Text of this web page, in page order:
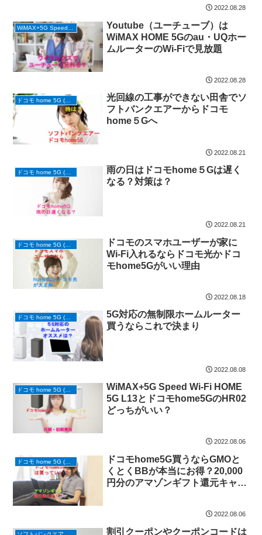
2022.08.28
Youtube（ユーチューブ）は
WiMAX HOME 5Gのau・UQホー
ムルーターのWi-Fiで見放題
2022.08.28
ドコモ home 5G (ホームルーター)
光回線の工事ができない田舎でソ
フトバンクエアーからドコモ
home５Gへ
2022.08.21
ドコモ home 5G (ホームルーター)
雨の日はドコモhome５Gは遅く
なる？対策は？
2022.08.21
ドコモ home 5G (ホームルーター)
ドコモのスマホユーザーが家に
Wi-Fi入れるならドコモ光かドコ
モhome5Gがいい理由
2022.08.18
ドコモ home 5G (ホームルーター)
5G対応の無制限ホームルーター
買うならこれで決まり
2022.08.08
ドコモ home 5G (ホームルーター)
WiMAX+5G Speed Wi-Fi HOME
5G L13とドコモhome5GのHR02
どっちがいい？
2022.08.06
ドコモ home 5G (ホームルーター)
ドコモhome5G買うならGMOと
くとくBBが本当にお得？20,000
円分のアマゾンギフト還元キャン
2022.08.06
割引クーポンやクーポンコードは